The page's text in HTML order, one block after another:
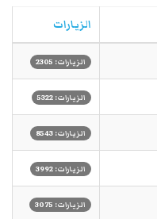
الزيارات
الزيارات: 2305
الزيارات: 5322
الزيارات: 8543
الزيارات: 3992
الزيارات: 3075